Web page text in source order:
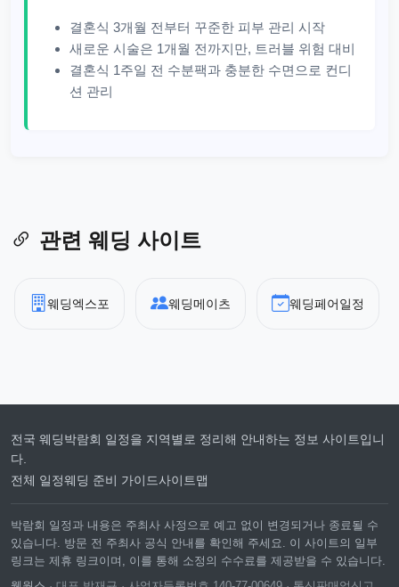
결혼식 3개월 전부터 꾸준한 피부 관리 시작
새로운 시술은 1개월 전까지만, 트러블 위험 대비
결혼식 1주일 전 수분팩과 충분한 수면으로 컨디
션 관리
관련 웨딩 사이트
웨딩엑스포 웨딩메이츠 웨딩페어일정
전국 웨딩박람회 일정을 지역별로 정리해 안내하는 정보 사이트입니
다.
전체 일정웨딩 준비 가이드사이트맵
박람회 일정과 내용은 주최사 사정으로 예고 없이 변경되거나 종료될 수
있습니다. 방문 전 주최사 공식 안내를 확인해 주세요. 이 사이트의 일부
링크는 제휴 링크이며, 이를 통해 소정의 수수료를 제공받을 수 있습니다.